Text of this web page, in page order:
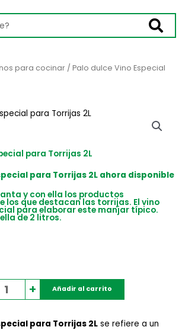
para cocinar / Palo dulce Vino Especial
para Torrijas 2L
para Torrijas 2L ahora disponible
y con ella los productos
los que destacan las torrijas. El vino
para elaborar este manjar típico.
de 2 litros.
Palo
dulce
Especial
+ Añadir al carrito
para Torrijas 2L se refiere a un